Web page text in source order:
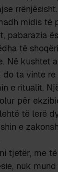
midis të
pabarazia
të
Në kushtet
ta vinte
e ritualit.
për
të lerë
e
tjetër, me
nuk mund